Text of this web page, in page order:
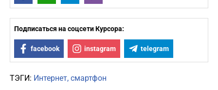
Подписаться на соцсети Курсора:
facebook instagram telegram
ТЭГИ: Интернет смартфон